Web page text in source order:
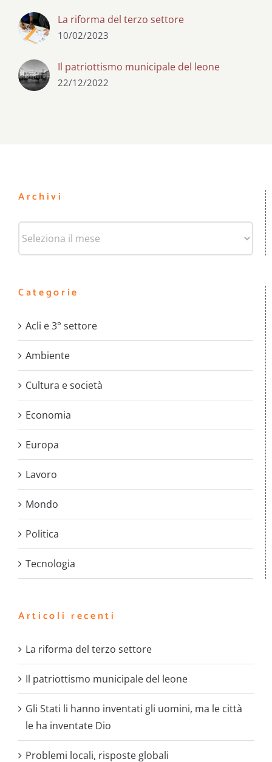
La riforma del terzo settore
10/02/2023
Il patriottismo municipale del leone
22/12/2022
Archivi
Categorie
Acli e 3° settore
Ambiente
Cultura e società
Economia
Europa
Lavoro
Mondo
Politica
Tecnologia
Articoli recenti
La riforma del terzo settore
Il patriottismo municipale del leone
Gli Stati li hanno inventati gli uomini, ma le città
le ha inventate Dio
Problemi locali, risposte globali